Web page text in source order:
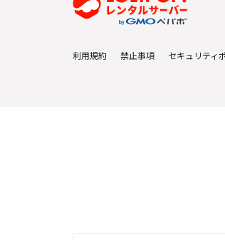
利用規約 禁止事項 セキュリティ